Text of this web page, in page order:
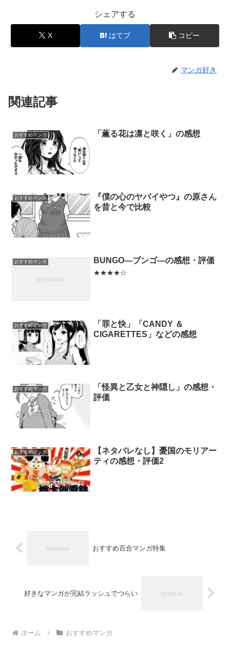
シェアする
X はてブ コピー
マンガ好き
関連記事
おすすめマンガ 「薫る花は凛と咲く」の感想
おすすめマンガ
『僕の心のヤバイやつ』の原さん
を昔と今で比較
おすすめマンガ BUNGO―ブンゴ―の感想・評価
★★★★☆
おすすめマンガ
「罪と快」「CANDY ＆
CIGARETTES」などの感想
おすすめマンガ
「怪異と乙女と神隠し」の感想・
評価
おすすめマンガ
【ネタバレなし】憂国のモリアー
ティの感想・評価2
おすすめ百合マンガ特集
好きなマンガが完結ラッシュでつらい
ホーム おすすめマンガ